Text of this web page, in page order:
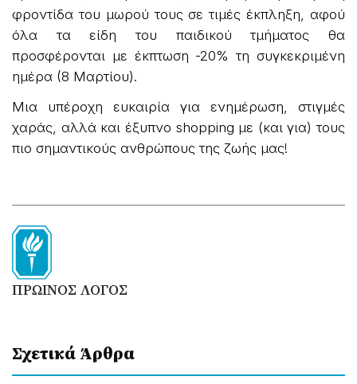
φροντίδα του μωρού τους σε τιμές έκπληξη, αφού
όλα τα είδη του παιδικού τμήματος θα
προσφέρονται με έκπτωση -20% τη συγκεκριμένη
ημέρα (8 Μαρτίου).
Μια υπέροχη ευκαιρία για ενημέρωση, στιγμές
χαράς, αλλά και έξυπνο shopping με (και για) τους
πιο σημαντικούς ανθρώπους της ζωής μας!
ΠΡΩΙΝΟΣ ΛΟΓΟΣ
Σχετικά Άρθρα